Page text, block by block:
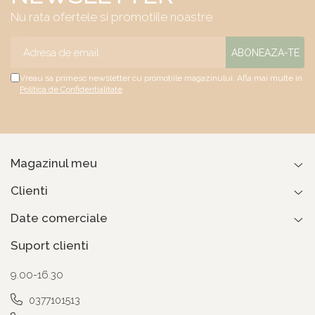
Nu rata ofertele si promotiile noastre
Vreau sa primesc newsletter cu promotiile magazinului. Afla mai multe in
Politica de Confidentialitate
Magazinul meu
Clienti
Date comerciale
Suport clienti
9.00-16.30
0377101513